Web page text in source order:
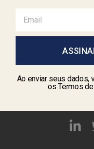
Ao enviar seus dados,
os Termos